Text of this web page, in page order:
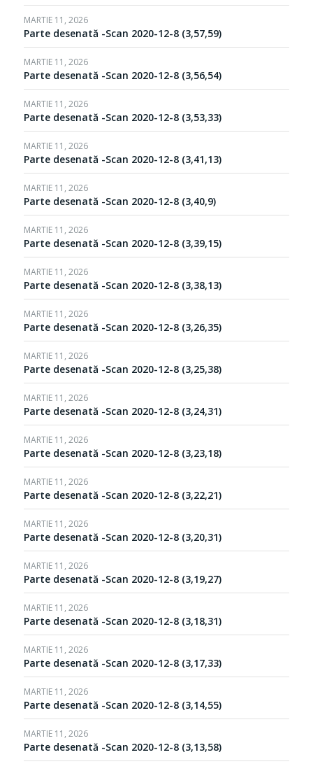
MARTIE 11, 2026
Parte desenată -Scan 2020-12-8 (3,57,59)
MARTIE 11, 2026
Parte desenată -Scan 2020-12-8 (3,56,54)
MARTIE 11, 2026
Parte desenată -Scan 2020-12-8 (3,53,33)
MARTIE 11, 2026
Parte desenată -Scan 2020-12-8 (3,41,13)
MARTIE 11, 2026
Parte desenată -Scan 2020-12-8 (3,40,9)
MARTIE 11, 2026
Parte desenată -Scan 2020-12-8 (3,39,15)
MARTIE 11, 2026
Parte desenată -Scan 2020-12-8 (3,38,13)
MARTIE 11, 2026
Parte desenată -Scan 2020-12-8 (3,26,35)
MARTIE 11, 2026
Parte desenată -Scan 2020-12-8 (3,25,38)
MARTIE 11, 2026
Parte desenată -Scan 2020-12-8 (3,24,31)
MARTIE 11, 2026
Parte desenată -Scan 2020-12-8 (3,23,18)
MARTIE 11, 2026
Parte desenată -Scan 2020-12-8 (3,22,21)
MARTIE 11, 2026
Parte desenată -Scan 2020-12-8 (3,20,31)
MARTIE 11, 2026
Parte desenată -Scan 2020-12-8 (3,19,27)
MARTIE 11, 2026
Parte desenată -Scan 2020-12-8 (3,18,31)
MARTIE 11, 2026
Parte desenată -Scan 2020-12-8 (3,17,33)
MARTIE 11, 2026
Parte desenată -Scan 2020-12-8 (3,14,55)
MARTIE 11, 2026
Parte desenată -Scan 2020-12-8 (3,13,58)